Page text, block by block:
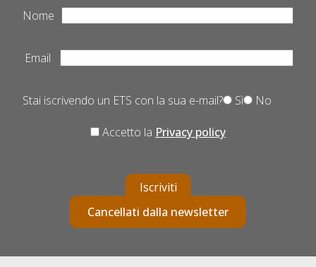
Nome
Email
Stai iscrivendo un ETS con la sua e-mail? Sì No
Accetto la Privacy policy
Iscriviti
Cancellati dalla newsletter